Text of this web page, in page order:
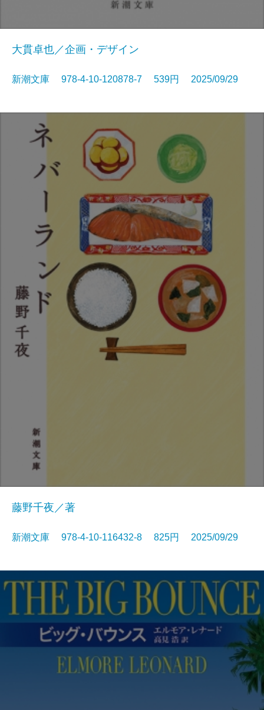
大貫卓也／企画・デザイン
新潮文庫 978-4-10-120878-7 539円 2025/09/29
藤野千夜／著
新潮文庫 978-4-10-116432-8 825円 2025/09/29